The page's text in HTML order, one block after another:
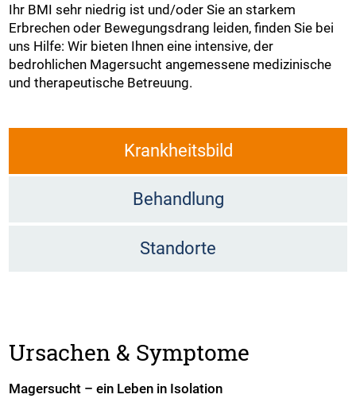
Ihr BMI sehr niedrig ist und/oder Sie an starkem
Erbrechen oder Bewegungsdrang leiden, finden Sie bei
uns Hilfe: Wir bieten Ihnen eine intensive, der
bedrohlichen Magersucht angemessene medizinische
und therapeutische Betreuung.
Krankheitsbild
Behandlung
Standorte
Ursachen & Symptome
Magersucht – ein Leben in Isolation